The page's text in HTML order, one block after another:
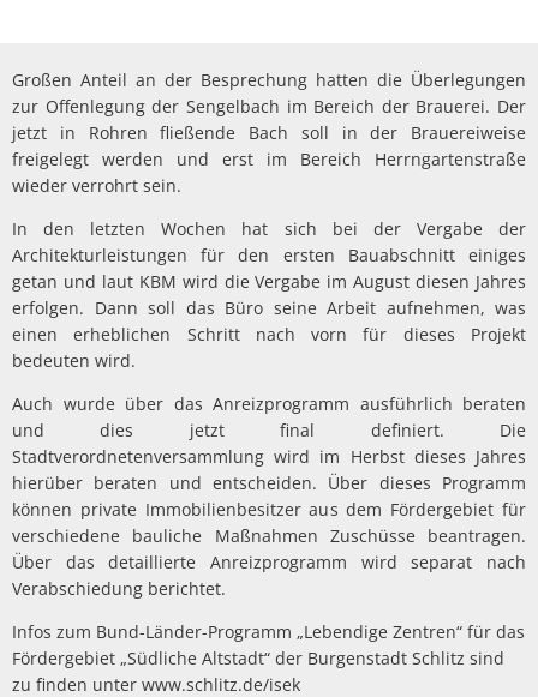
Großen Anteil an der Besprechung hatten die Überlegungen
zur Offenlegung der Sengelbach im Bereich der Brauerei. Der
jetzt in Rohren fließende Bach soll in der Brauereiweise
freigelegt werden und erst im Bereich Herrngartenstraße
wieder verrohrt sein.
In den letzten Wochen hat sich bei der Vergabe der
Architekturleistungen für den ersten Bauabschnitt einiges
getan und laut KBM wird die Vergabe im August diesen Jahres
erfolgen. Dann soll das Büro seine Arbeit aufnehmen, was
einen erheblichen Schritt nach vorn für dieses Projekt
bedeuten wird.
Auch wurde über das Anreizprogramm ausführlich beraten
und dies jetzt final definiert. Die
Stadtverordnetenversammlung wird im Herbst dieses Jahres
hierüber beraten und entscheiden. Über dieses Programm
können private Immobilienbesitzer aus dem Fördergebiet für
verschiedene bauliche Maßnahmen Zuschüsse beantragen.
Über das detaillierte Anreizprogramm wird separat nach
Verabschiedung berichtet.
Infos zum Bund-Länder-Programm „Lebendige Zentren“ für das
Fördergebiet „Südliche Altstadt“ der Burgenstadt Schlitz sind
zu finden unter www.schlitz.de/isek